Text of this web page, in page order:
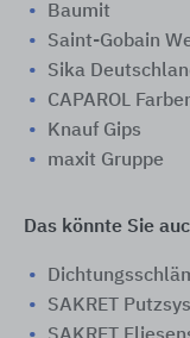
Baumit
Saint-Gobain
Sika
CAPAROL
Knauf Gips
maxit Gruppe
Das könnte Sie
SAKRET